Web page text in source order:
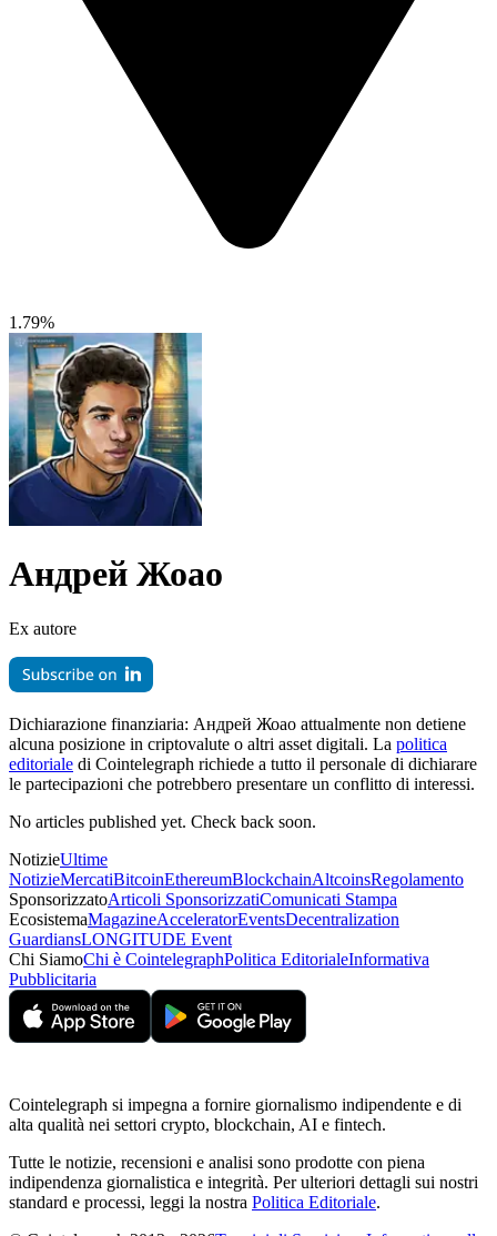
1.79%
Андрей Жоао
Ex autore
Dichiarazione finanziaria: Андрей Жоао attualmente non detiene
alcuna posizione in criptovalute o altri asset digitali. La politica
editoriale di Cointelegraph richiede a tutto il personale di dichiarare
le partecipazioni che potrebbero presentare un conflitto di interessi.
No articles published yet. Check back soon.
NotizieUltime
NotizieMercatiBitcoinEthereumBlockchainAltcoinsRegolamento
SponsorizzatoArticoli SponsorizzatiComunicati Stampa
EcosistemaMagazineAcceleratorEventsDecentralization
GuardiansLONGITUDE Event
Chi SiamoChi è CointelegraphPolitica EditorialeInformativa
Pubblicitaria
Cointelegraph si impegna a fornire giornalismo indipendente e di
alta qualità nei settori crypto, blockchain, AI e fintech.
Tutte le notizie, recensioni e analisi sono prodotte con piena
indipendenza giornalistica e integrità. Per ulteriori dettagli sui nostri
standard e processi, leggi la nostra Politica Editoriale.